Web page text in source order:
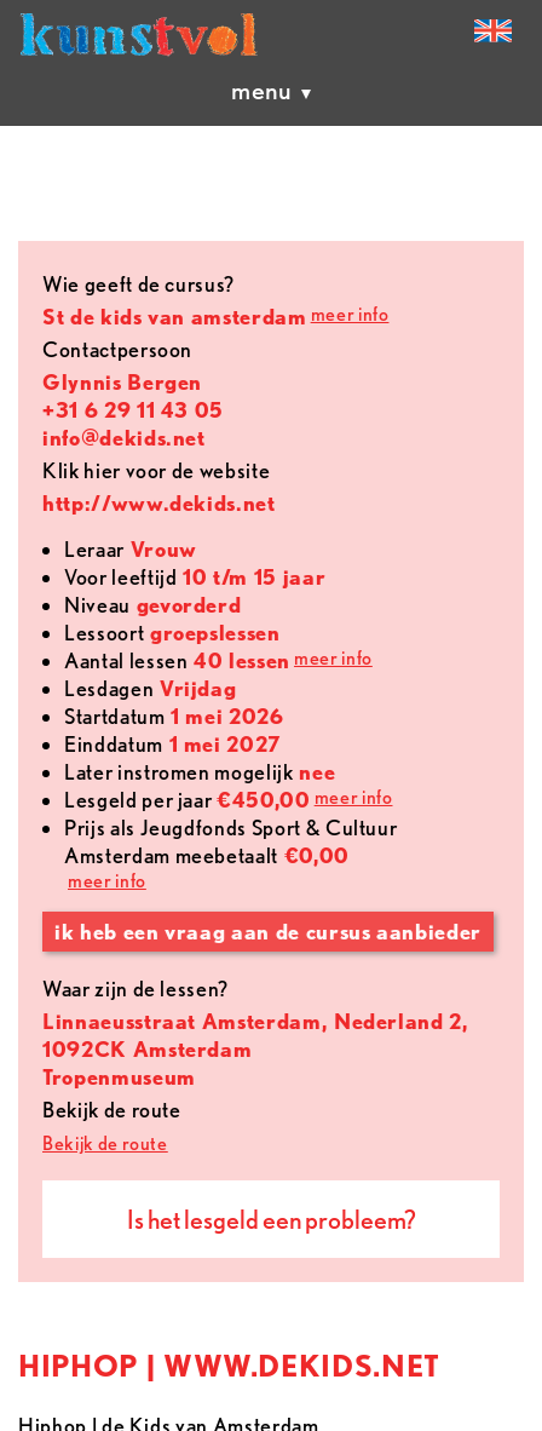
menu
HIPHOP | WWW.DEKIDS.NET
Wie geeft de cursus?
St de kids van amsterdam meer info
contactpersoon
Glynnis Bergen
+31 6 29 11 43 05
info@dekids.net
Klik hier voor de website
http://www.dekids.net
leraarVrouw
voor leeftijd 10 t/m 15 jaar
Niveau gevorderd
lessoort groepslessen
aantal lessen 40 lessen meer info
lesdagen Vrijdag
Startdatum 1 mei 2026
Einddatum 1 mei 2027
later instromen mogelijk nee
lesgeld per jaar€450,00 meer info
Prijs als Jeugdfonds Sport & Cultuur
Amsterdam meebetaalt €0,00
meer info
ik heb een vraag aan de cursus aanbieder
Waar zijn de lessen?
Linnaeusstraat Amsterdam, Nederland 2,
1092CK Amsterdam
Tropenmuseum
Bekijk de route
Bekijk de route
Is het lesgeld een probleem?